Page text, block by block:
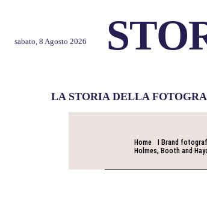
sabato, 8 Agosto 2026
LA STORIA DELLA
Home I Brand
Holmes, Booth and